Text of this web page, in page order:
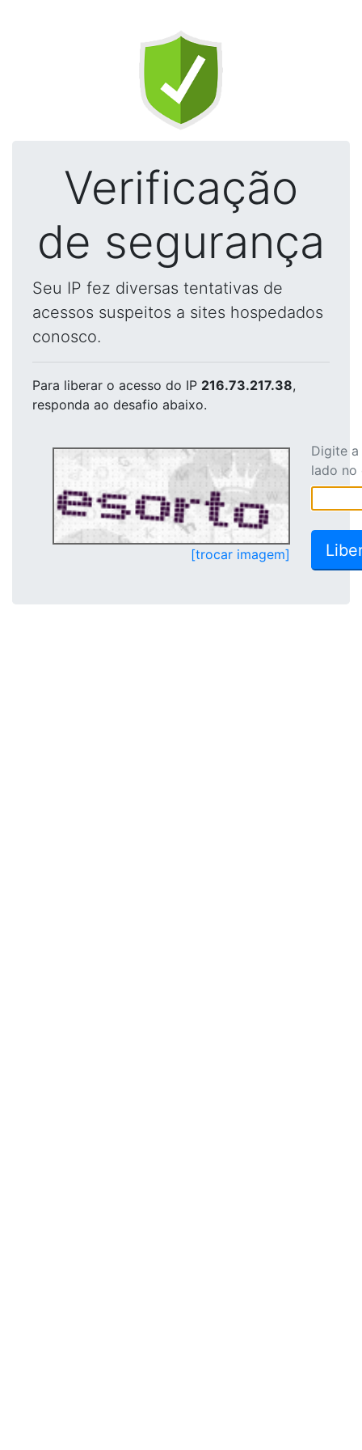
Verificação
de segurança
Seu IP fez diversas tentativas de
acessos suspeitos a sites hospedados
conosco.
Para liberar o acesso do IP 216.73.217.38,
responda ao desafio abaixo.
[trocar imagem]
Digite
lado no